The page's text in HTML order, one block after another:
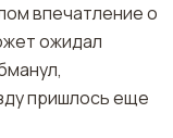
впечатление о
ожидал
пришлось еще